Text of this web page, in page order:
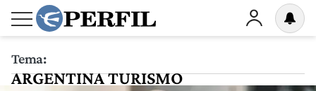
Tema:
ARGENTINA TURISMO